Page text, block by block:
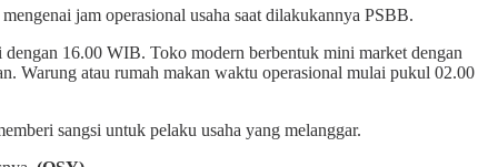
jam operasional usaha saat dilakukannya PSBB.
16.00 WIB. Toko modern berbentuk mini market dengan
Warung atau rumah makan waktu operasional mulai pukul 02.00
sangsi untuk pelaku usaha yang melanggar.